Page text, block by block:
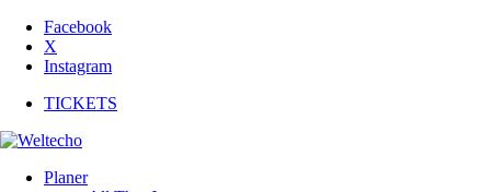
Facebook
X
Instagram
TICKETS
Planer